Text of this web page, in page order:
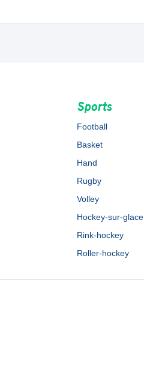
Sports
Football
Basket
Hand
Rugby
Volley
Hockey-sur-glace
Rink-hockey
Roller-hockey